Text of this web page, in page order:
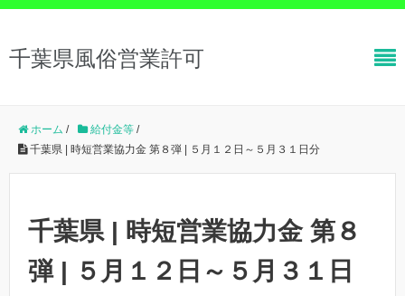
千葉県風俗営業許可
ホーム / 給付金等 /
千葉県 | 時短営業協力金 第８弾 | ５月１２日～５月３１日分
千葉県 | 時短営業協力金 第８
弾 | ５月１２日～５月３１日